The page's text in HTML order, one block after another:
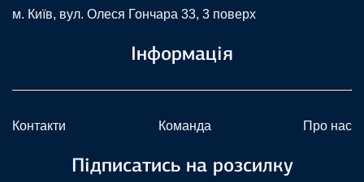
м. Київ, вул. Олеся Гончара 33, 3 поверх
Інформація
Контакти Команда Про нас
Підписатись на розсилку